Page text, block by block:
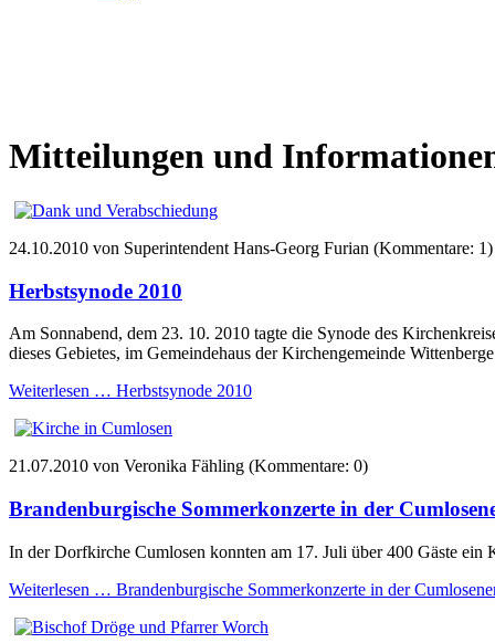
Mitteilungen und
24.10.2010 von Superintendent Hans-Georg Furian (Kommentare: 1)
Herbstsynode 2010
Am Sonnabend, dem 23. 10. 2010 tagte die Synode des
dieses Gebietes, im Gemeindehaus der Kirchengemeinde
Weiterlesen … Herbstsynode 2010
21.07.2010 von Veronika Fähling (Kommentare: 0)
Brandenburgische Sommerkonzerte in der
In der Dorfkirche Cumlosen konnten am 17. Juli über 400 Gäste ein
Weiterlesen … Brandenburgische Sommerkonzerte in der